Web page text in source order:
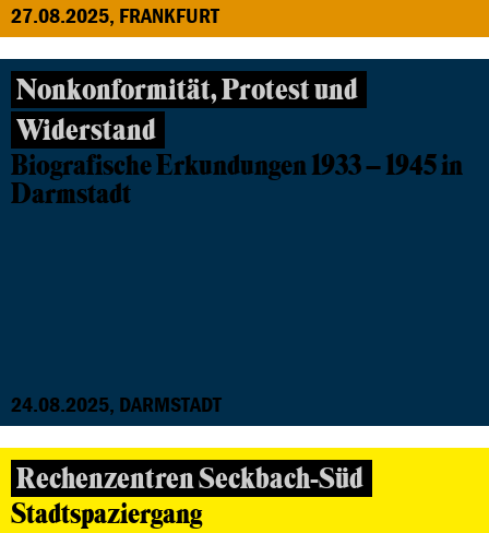
27.08.2025, FRANKFURT
Nonkonformität, Protest und
Widerstand
Biografische Erkundungen 1933 – 1945 in
Darmstadt
24.08.2025, DARMSTADT
Rechenzentren Seckbach-Süd
Stadtspaziergang